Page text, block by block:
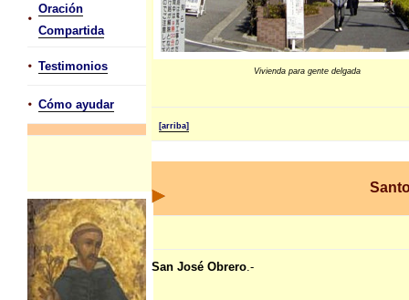
•
Oración
Compartida
• Testimonios
• Cómo ayudar
Vivienda para gente delgada
[arriba]
San José Obrero.-